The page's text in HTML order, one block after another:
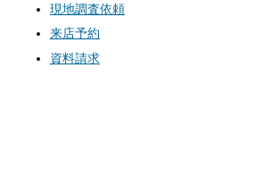
現地調査依頼
来店予約
資料請求